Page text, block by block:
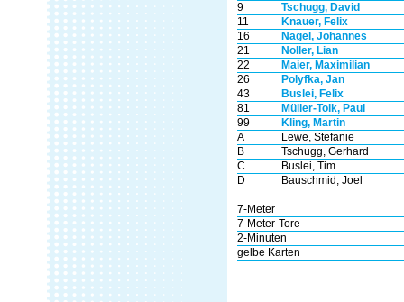
9
Tschugg, David
11
Knauer, Felix
16
Nagel, Johannes
21
Noller, Lian
22
Maier, Maximilian
26
Polyfka, Jan
43
Buslei, Felix
81
Müller-Tolk, Paul
99
Kling, Martin
A
Lewe, Stefanie
B
Tschugg, Gerhard
C
Buslei, Tim
D
Bauschmid, Joel
7-Meter
7-Meter-Tore
2-Minuten
gelbe Karten